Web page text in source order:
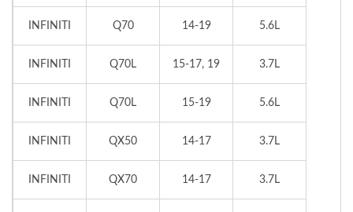
INFINITI Q70 14-19 5.6L
INFINITI Q70L 15-17, 19 3.7L
INFINITI Q70L 15-19 5.6L
INFINITI QX50 14-17 3.7L
INFINITI QX70 14-17 3.7L